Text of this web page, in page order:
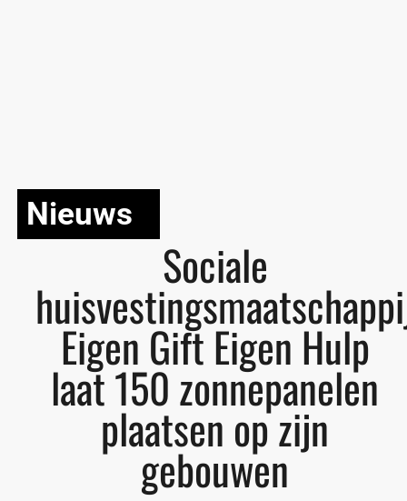
Nieuws
Sociale
Eigen Gift Eigen Hulp
laat 150 zonnepanelen
plaatsen op zijn
gebouwen